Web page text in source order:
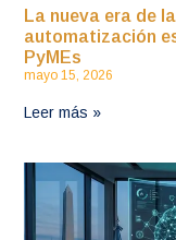
La nueva era de
automatización
PyMEs
mayo 15, 2026
Leer más »